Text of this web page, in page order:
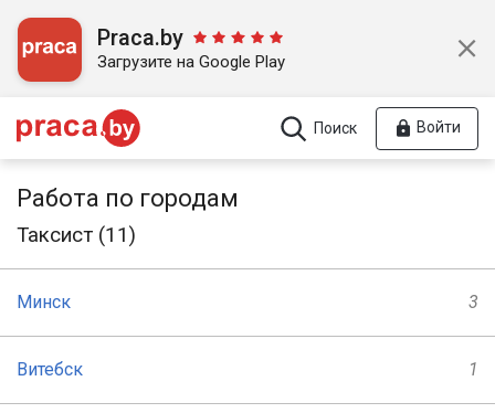
Praca.by
Загрузите на Google Play
Поиск Войти
Работа по городам
Таксист (11)
Минск 3
Витебск 1